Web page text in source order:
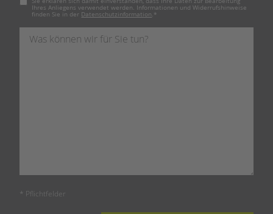
Ihres Anliegens verwendet werden. Informationen und Widerrufshinweise
finden Sie in der Datenschutzinformation *
* Pflichtfelder